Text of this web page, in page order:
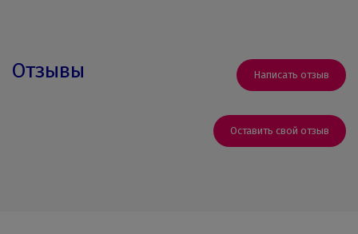
Отзывы Написать отзыв
Оставить свой отзыв